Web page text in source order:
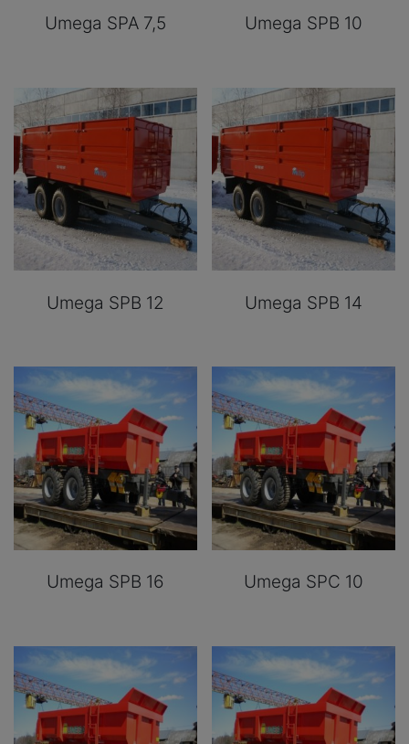
Umega SPA 7,5 Umega SPB 10
Umega SPB 12 Umega SPB 14
Umega SPB 16 Umega SPC 10